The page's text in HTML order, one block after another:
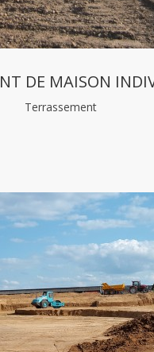
DE MAISON
Terrassement